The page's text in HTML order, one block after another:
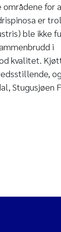
for
er
ble ikke
i
kvalitet.
Stugusjøen